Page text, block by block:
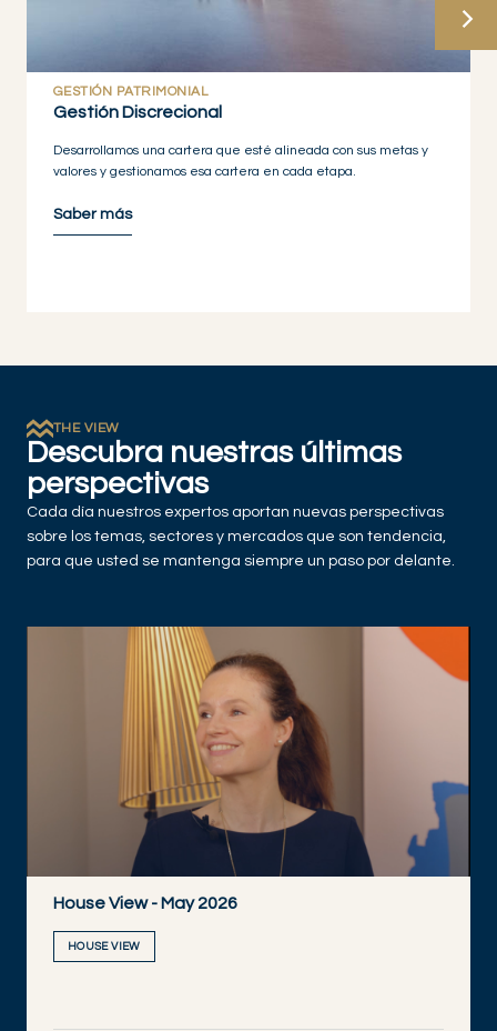
GESTIÓN PATRIMONIAL
Gestión Discrecional
Desarrollamos una cartera que esté alineada con sus metas y
valores y gestionamos esa cartera en cada etapa.
Saber más
THE VIEW
Descubra nuestras últimas
perspectivas
Cada día nuestros expertos aportan nuevas perspectivas
sobre los temas, sectores y mercados que son tendencia,
para que usted se mantenga siempre un paso por delante.
House View - May 2026
HOUSE VIEW